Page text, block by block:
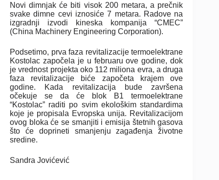
Novi dimnjak će biti visok 200 metara, a prečnik
svake dimne cevi iznosiće 7 metara. Radove na
izgradnji izvodi kineska kompanija “CMEC”
(China Machinery Engineering Corporation).
Podsetimo, prva faza revitalizacije termoelektrane
Kostolac započela je u februaru ove godine, dok
je vrednost projekta oko 112 miliona evra, a druga
faza revitalizacije biće započeta krajem ove
godine. Kada revitalizacija bude završena
očekuje se da će blok B1 termoelektrane
“Kostolac” raditi po svim ekološkim standardima
koje je propisala Evropska unija. Revitalizacijom
ovog bloka će se smanjiti i emisija štetnih gasova
što će doprineti smanjenju zagađenja životne
sredine.
Sandra Jovićević